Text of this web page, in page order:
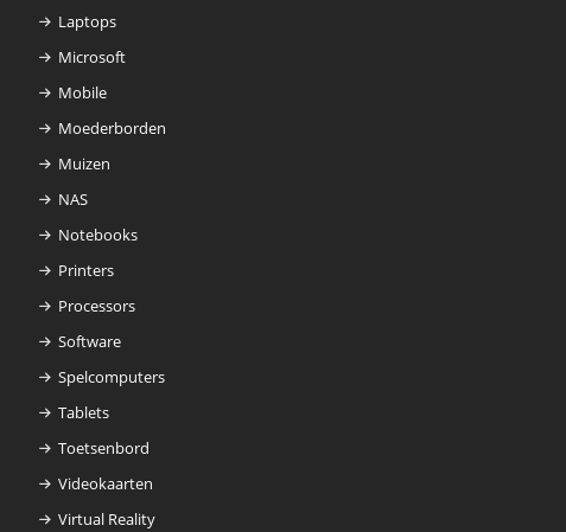
Laptops
Microsoft
Mobile
Moederborden
Muizen
NAS
Notebooks
Printers
Processors
Software
Spelcomputers
Tablets
Toetsenbord
Videokaarten
Virtual Reality